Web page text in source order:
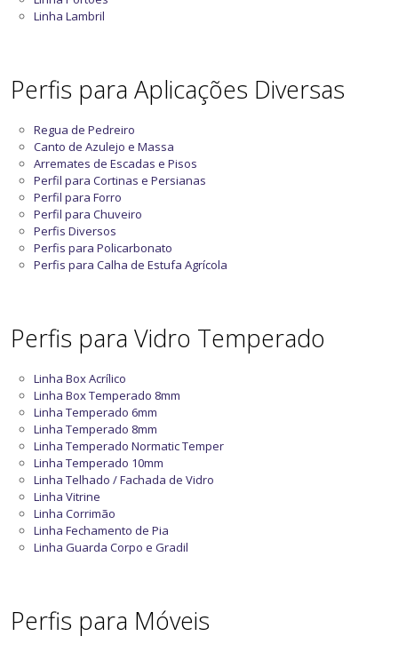
Linha Lambril
Perfis para Aplicações Diversas
Regua de Pedreiro
Canto de Azulejo e Massa
Arremates de Escadas e Pisos
Perfil para Cortinas e Persianas
Perfil para Forro
Perfil para Chuveiro
Perfis Diversos
Perfis para Policarbonato
Perfis para Calha de Estufa Agrícola
Perfis para Vidro Temperado
Linha Box Acrílico
Linha Box Temperado 8mm
Linha Temperado 6mm
Linha Temperado 8mm
Linha Temperado Normatic Temper
Linha Temperado 10mm
Linha Telhado / Fachada de Vidro
Linha Vitrine
Linha Corrimão
Linha Fechamento de Pia
Linha Guarda Corpo e Gradil
Perfis para Móveis